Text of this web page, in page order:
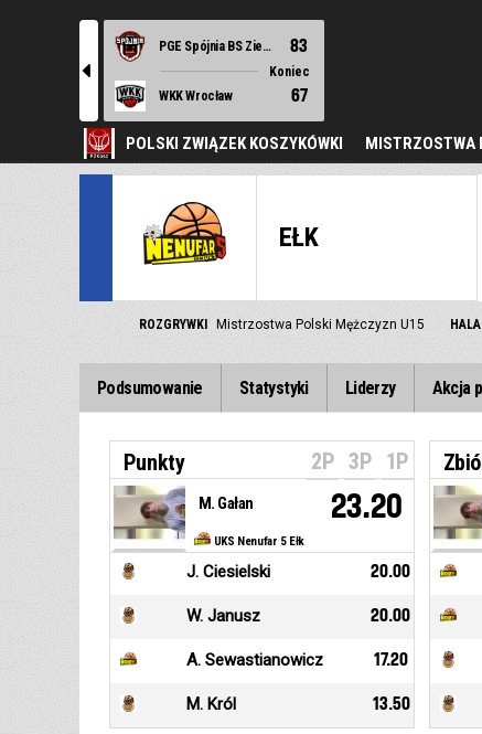
l
PGE Spójnia BS Ziemi Szczecińskiej Stargard 83
Koniec
WKK Wrocław
67
POLSKI ZWIĄZEK KOSZYKÓWKI MISTRZOSTWA
EŁK
ROZGRYWKI Mistrzostwa Polski Mężczyzn U15 HALA
Podsumowanie Statystyki Liderzy Akcja
Punkty 2P 3P 1P
UKS Nenufar 5 Ełk
M. Gałan 23.20
J. Ciesielski 20.00
W. Janusz 20.00
A. Sewastianowicz 17.20
M. Król 13.50